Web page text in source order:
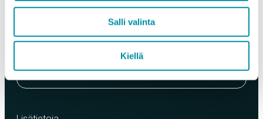
Salli valinta
Kiellä
Laatu
EN AW-6063 (min. 250kg)
EN AW-6082 (min. 500kg)
Lisää tuote